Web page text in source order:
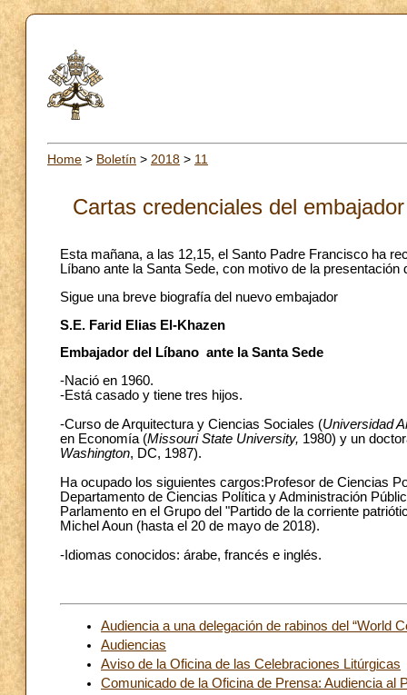
Home > Boletín > 2018 > 11
Cartas credenciales del
Esta mañana, a las 12,15, el Santo Padre Francisco ha
Líbano ante la Santa Sede, con motivo de la
Sigue una breve biografía del nuevo embajador
S.E. Farid Elias El-Khazen
Embajador del Líbano ante la Santa Sede
-Nació en 1960.
-Está casado y tiene tres hijos.
-Curso de Arquitectura y Ciencias Sociales (Universidad
en Economía (Missouri State University, 1980) y un
Washington, DC, 1987).
Ha ocupado los siguientes cargos:Profesor de Ciencias
Departamento de Ciencias Política y Administración
Parlamento en el Grupo del "Partido de la corriente
Michel Aoun (hasta el 20 de mayo de 2018).
-Idiomas conocidos: árabe, francés e inglés.
Audiencia a una delegación de rabinos del “World
Audiencias
Aviso de la Oficina de las Celebraciones Litúrgicas
Comunicado de la Oficina de Prensa: Audiencia al